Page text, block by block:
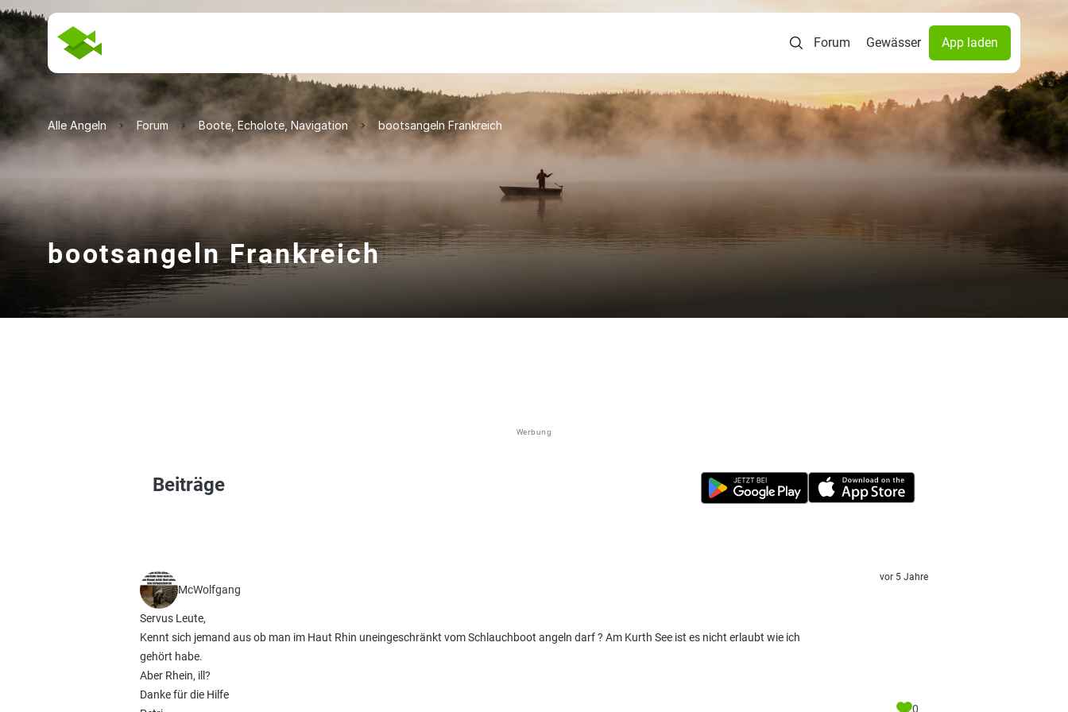
Forum Gewässer App laden
Alle Angeln Forum Boote, Echolote, Navigation bootsangeln Frankreich
bootsangeln Frankreich
Werbung
Beiträge
McWolfgang
Servus Leute,
Kennt sich jemand aus ob man im Haut Rhin uneingeschränkt vom Schlauchboot angeln darf ? Am Kurth See ist es nicht erlaubt wie ich
gehört habe.
Aber Rhein, ill?
Danke für die Hilfe
vor 5 Jahre
0